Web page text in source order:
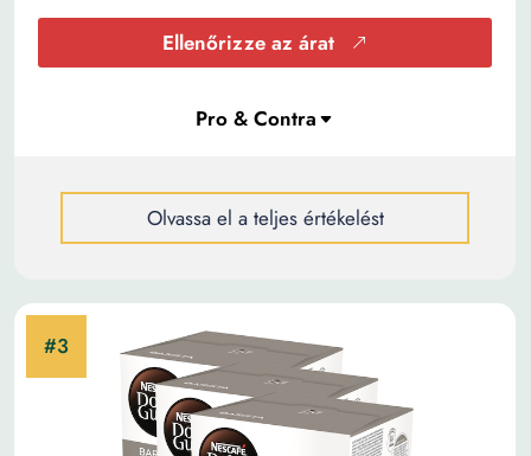
Ellenőrizze az árat
Olvassa el a teljes értékelést